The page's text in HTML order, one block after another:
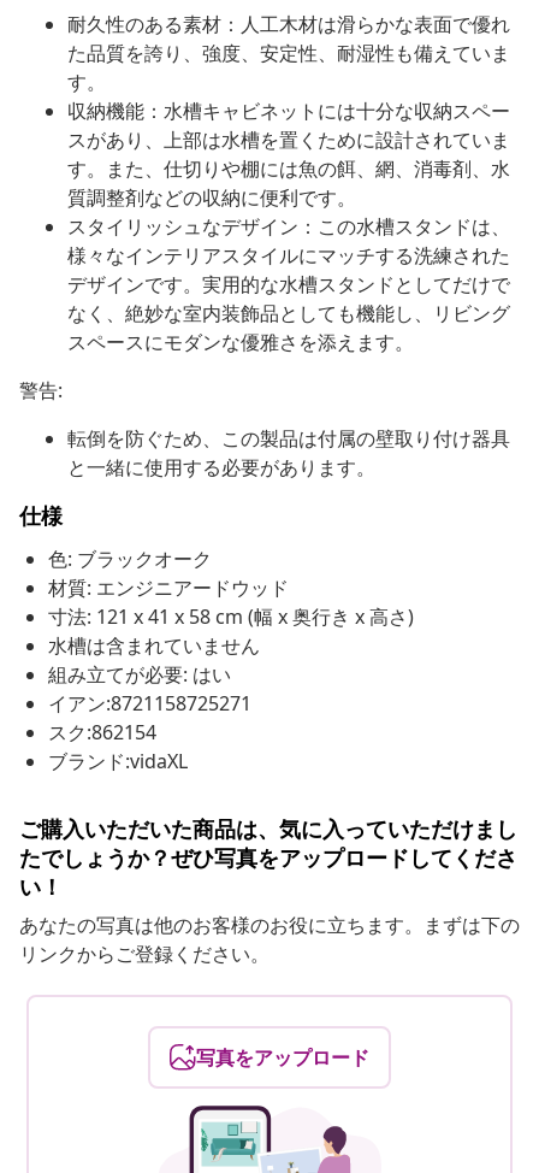
耐久性のある素材：人工木材は滑らかな表面で優れ
た品質を誇り、強度、安定性、耐湿性も備えていま
す。
収納機能：水槽キャビネットには十分な収納スペー
スがあり、上部は水槽を置くために設計されていま
す。また、仕切りや棚には魚の餌、網、消毒剤、水
質調整剤などの収納に便利です。
スタイリッシュなデザイン：この水槽スタンドは、
様々なインテリアスタイルにマッチする洗練された
デザインです。実用的な水槽スタンドとしてだけで
なく、絶妙な室内装飾品としても機能し、リビング
スペースにモダンな優雅さを添えます。
警告:
転倒を防ぐため、この製品は付属の壁取り付け器具
と一緒に使用する必要があります。
仕様
色: ブラックオーク
材質: エンジニアードウッド
寸法: 121 x 41 x 58 cm (幅 x 奥行き x 高さ)
水槽は含まれていません
組み立てが必要: はい
イアン:8721158725271
スク:862154
ブランド:vidaXL
ご購入いただいた商品は、気に入っていただけまし
たでしょうか？ぜひ写真をアップロードしてくださ
い！
あなたの写真は他のお客様のお役に立ちます。まずは下の
リンクからご登録ください。
写真をアップロード